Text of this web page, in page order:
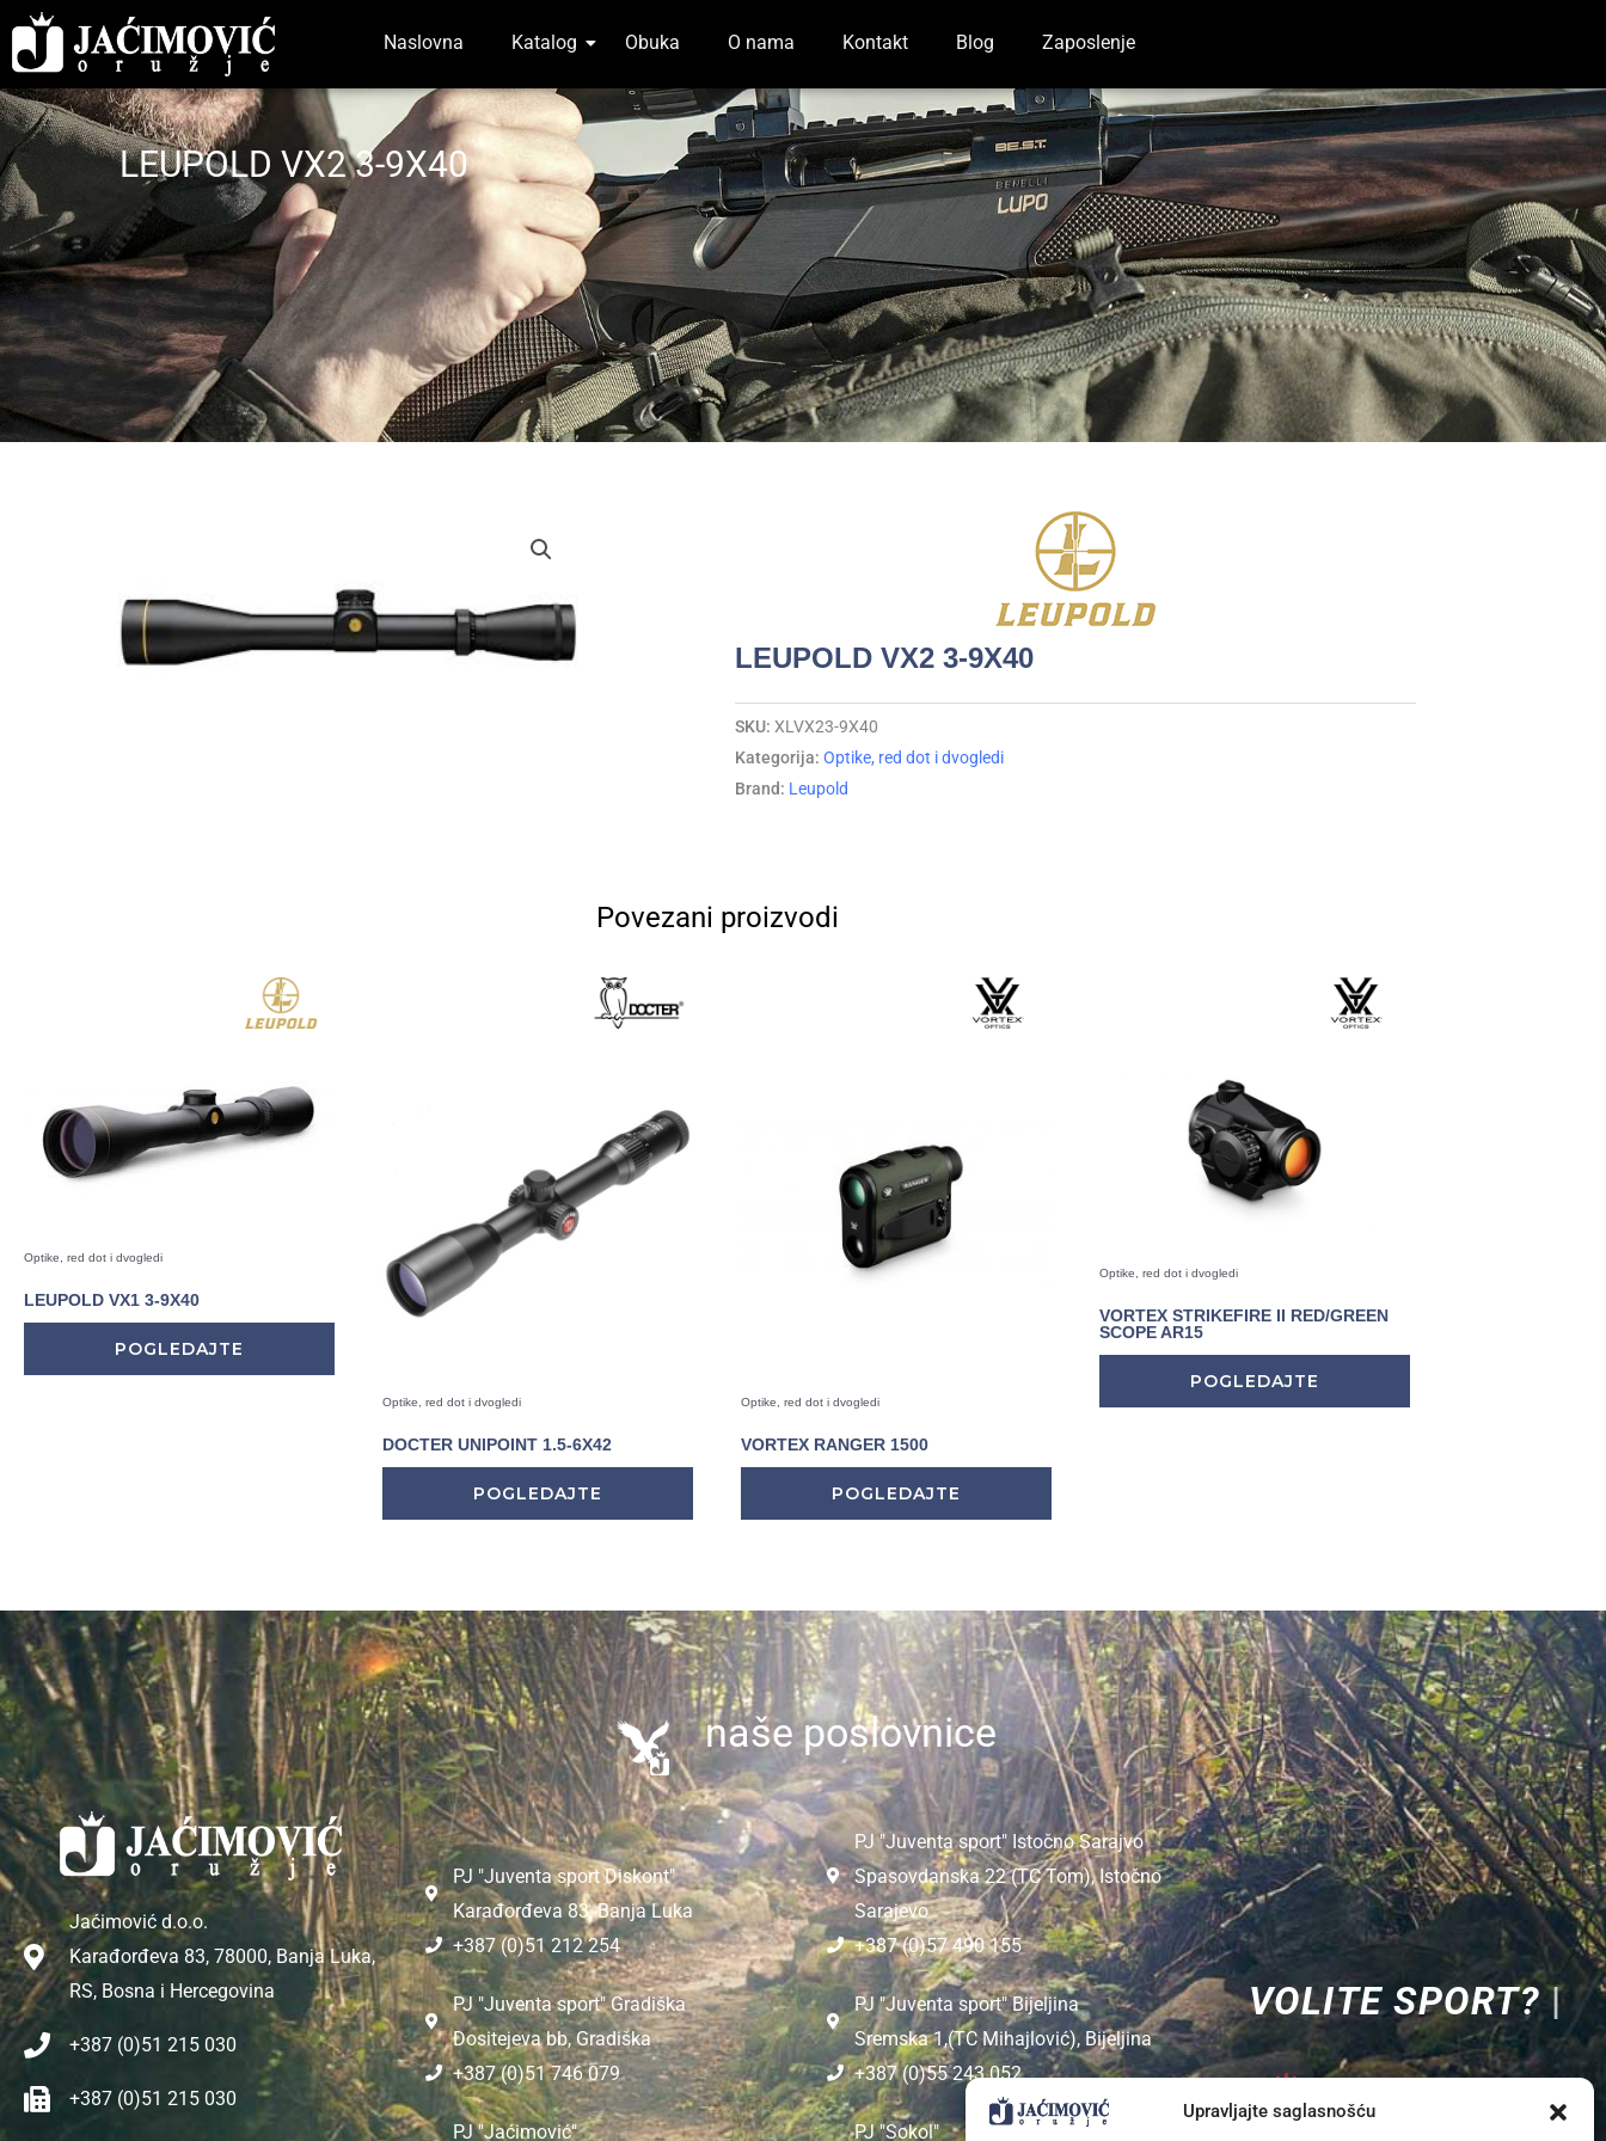
Upravljajte saglasnošću
Naslovna Katalog Obuka O nama Kontakt Blog Zaposlenje
LEUPOLD VX2 3-9X40
LEUPOLD VX2 3-9X40
SKU: XLVX23-9X40
Kategorija: Optike, red dot i dvogledi
Brand: Leupold
Povezani proizvodi
Optike, red dot i dvogledi
LEUPOLD VX1 3-9X40
POGLEDAJTE
Optike, red dot i dvogledi
DOCTER UNIPOINT 1.5-6X42
POGLEDAJTE
Optike, red dot i dvogledi
VORTEX RANGER 1500
POGLEDAJTE
Optike, red dot i dvogledi
VORTEX STRIKEFIRE II RED/GREEN
SCOPE AR15
POGLEDAJTE
naše poslovnice
Jaćimović d.o.o.
Karađorđeva 83, 78000, Banja Luka,
RS, Bosna i Hercegovina
+387 (0)51 215 030
+387 (0)51 215 030
PJ "Juventa sport Diskont"
Karađorđeva 83, Banja Luka
+387 (0)51 212 254
PJ "Juventa sport" Gradiška
Dositejeva bb, Gradiška
+387 (0)51 746 079
PJ "Jaćimović"
PJ "Juventa sport" Istočno Sarajvo
Spasovdanska 22 (TC Tom), Istočno
Sarajevo
+387 (0)57 490 155
PJ "Juventa sport" Bijeljina
Sremska 1,(TC Mihajlović), Bijeljina
+387 (0)55 243 052
PJ "Sokol"
VOLITE SPORT? |